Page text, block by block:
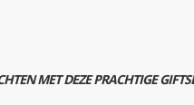
MET DEZE PRACHTIGE